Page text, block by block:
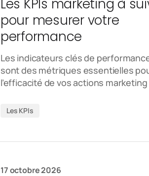
Les KPIs marketing à
pour mesurer votre
performance
Les indicateurs clés de
sont des métriques essentielles
l’efficacité de vos actions
Les KPIs
17 octobre 2026